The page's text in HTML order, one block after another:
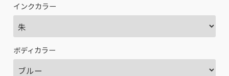
インクカラー
ボディカラー